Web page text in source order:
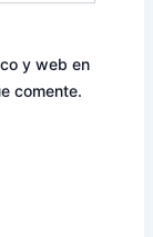
y web en
comente.